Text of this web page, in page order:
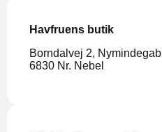
Havfruens butik
Borndalvej 2, Nymindegab
6830 Nr. Nebel